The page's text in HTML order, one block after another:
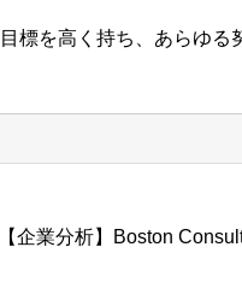
目標を高く持ち、あらゆ
【企業分析】Boston